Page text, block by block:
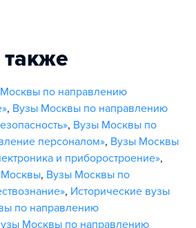
по направлению
, Вузы Москвы по направлению
, Вузы Москвы по
персоналом», Вузы Москвы
и приборостроение»,
Москвы, Вузы Москвы по
, Исторические вузы
по направлению
Москвы по направлению